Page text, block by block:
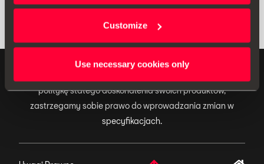
Customize
Use necessary cookies only
politykę stałego doskonalenia swoich produktów,
zastrzegamy sobie prawo do wprowadzania zmian w
specyfikacjach.